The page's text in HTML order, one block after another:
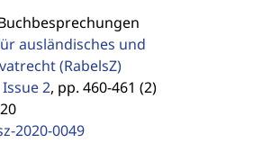
ausländisches und
(RabelsZ)
Issue 2, pp. 460-461 (2)
2020-0049